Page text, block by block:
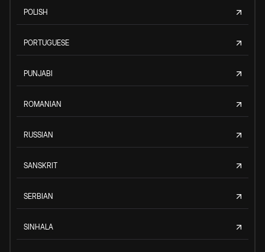
POLISH
PORTUGUESE
PUNJABI
ROMANIAN
RUSSIAN
SANSKRIT
SERBIAN
SINHALA